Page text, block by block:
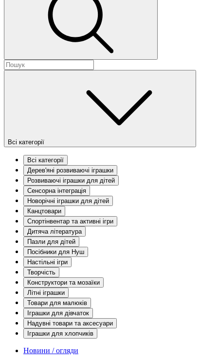
Всі категорії
Всі категорії
Дерев'яні розвиваючі іграшки
Розвиваючі іграшки для дітей
Сенсорна інтеграція
Новорічні іграшки для дітей
Канцтовари
Спортінвентар та активні ігри
Дитяча література
Пазли для дітей
Посібники для Нуш
Настільні ігри
Творчість
Конструктори та мозаїки
Літні іграшки
Товари для малюків
Іграшки для дівчаток
Надувні товари та аксесуари
Іграшки для хлопчиків
Новини / огляди